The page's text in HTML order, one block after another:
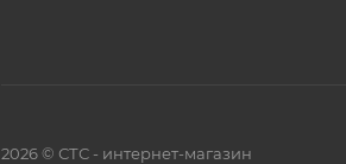
2026 © СТС - интернет-магазин